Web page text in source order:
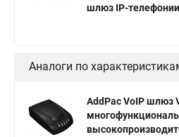
шлюз IP-
Аналоги по
AddPac VoIP шлюз